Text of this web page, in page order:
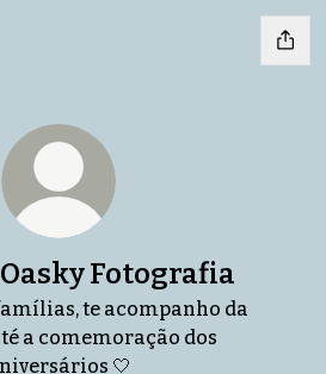
Fotografia
te acompanho da
a comemoração dos
🤍